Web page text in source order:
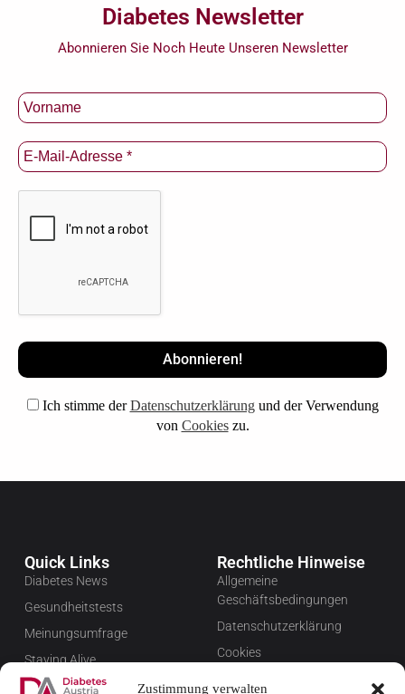
Zustimmung verwalten
Diabetes Newsletter
Abonnieren Sie Noch Heute Unseren Newsletter
Ich stimme derDatenschutzerklärungund der Verwendung
von Cookieszu.
Quick Links
Diabetes News
Gesundheitstests
Meinungsumfrage
Staying Alive
Favoriten
Rechtliche Hinweise
Allgemeine
Geschäftsbedingungen
Datenschutzerklärung
Cookies